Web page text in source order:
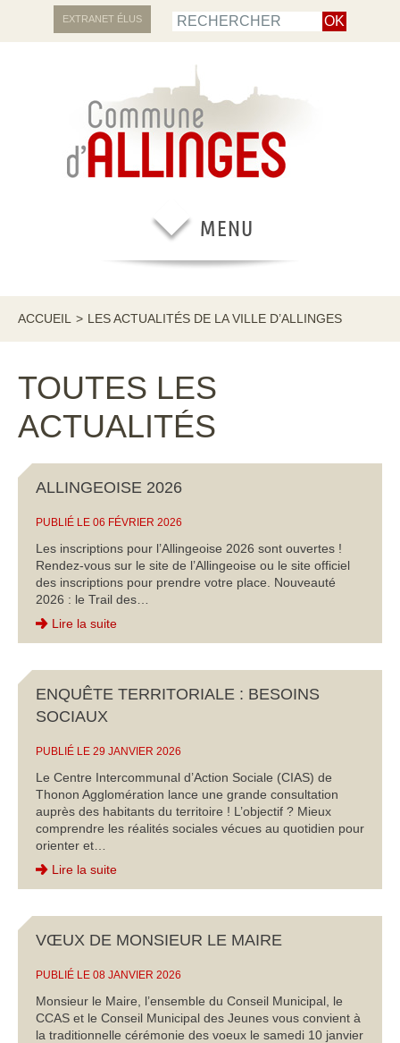
EXTRANET ÉLUS
ACCUEIL > LES ACTUALITÉS DE LA VILLE D’ALLINGES
TOUTES LES
ACTUALITÉS
ALLINGEOISE 2026
PUBLIÉ LE 06 FÉVRIER 2026
Les inscriptions pour l’Allingeoise 2026 sont ouvertes !
Rendez-vous sur le site de l’Allingeoise ou le site officiel
des inscriptions pour prendre votre place. Nouveauté
2026 : le Trail des…
Lire la suite
ENQUÊTE TERRITORIALE : BESOINS
SOCIAUX
PUBLIÉ LE 29 JANVIER 2026
Le Centre Intercommunal d’Action Sociale (CIAS) de
Thonon Agglomération lance une grande consultation
auprès des habitants du territoire ! L’objectif ? Mieux
comprendre les réalités sociales vécues au quotidien pour
orienter et…
Lire la suite
VŒUX DE MONSIEUR LE MAIRE
PUBLIÉ LE 08 JANVIER 2026
Monsieur le Maire, l’ensemble du Conseil Municipal, le
CCAS et le Conseil Municipal des Jeunes vous convient à
la traditionnelle cérémonie des voeux le samedi 10 janvier